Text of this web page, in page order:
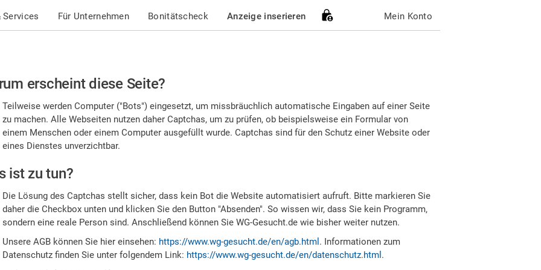
Services Für Unternehmen Bonitätscheck Anzeige inserieren Mein Konto
erscheint diese Seite?
Teilweise werden Computer ("Bots") eingesetzt, um missbräuchlich automatische Eingaben auf einer Seite
zu machen. Alle Webseiten nutzen daher Captchas, um zu prüfen, ob beispielsweise ein Formular von
einem Menschen oder einem Computer ausgefüllt wurde. Captchas sind für den Schutz einer Website oder
eines Dienstes unverzichtbar.
ist zu tun?
Die Lösung des Captchas stellt sicher, dass kein Bot die Website automatisiert aufruft. Bitte markieren Sie
daher die Checkbox unten und klicken Sie den Button "Absenden". So wissen wir, dass Sie kein Programm,
sondern eine reale Person sind. Anschließend können Sie WG-Gesucht.de wie bisher weiter nutzen.
Unsere AGB können Sie hier einsehen: https://www.wg-gesucht.de/en/agb.html . Informationen zum
Datenschutz finden Sie unter folgendem Link: https://www.wg-gesucht.de/en/datenschutz.html .